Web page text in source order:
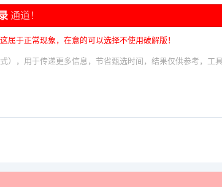
通道！
于正常现象，在意的可以选择不使用破解版！
），用于传递更多信息，节省甄选时间，结果仅供参考，工